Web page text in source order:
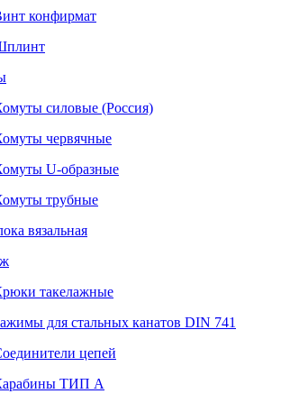
конфирмат
силовые (Россия)
червячные
U-образные
трубные
вязальная
такелажные
для стальных канатов DIN 741
цепей
ТИП А